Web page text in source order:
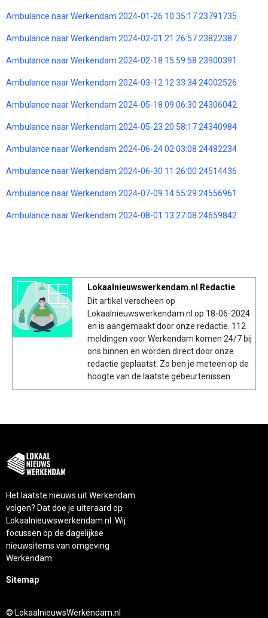
Ambulance naar Werkendam 2024-01-26 10:35:17 23791735
Ambulance naar Werkendam 2024-02-01 21:26:57 23822387
Ambulance naar Werkendam 2024-02-18 15:59:58 23900391
Ambulance naar Werkendam 2024-03-12 12:33:34 24002526
Ambulance naar Werkendam 2024-05-18 09:06:30 24306042
Ambulance naar Werkendam 2024-05-23 20:58:17 24340984
Ambulance naar Werkendam 2024-06-24 02:03:08 24482234
Ambulance naar Werkendam 2024-06-30 11:26:00 24514436
Ambulance naar Werkendam 2024-07-09 14:55:29 24556961
Ambulance naar Werkendam 2024-08-01 13:27:08 24659842
Lokaalnieuwswerkendam.nl Redactie
Dit artikel verscheen op
Lokaalnieuwswerkendam.nl op 18-06-2024
en is aangemaakt door onze redactie. 112
meldingen voor Werkendam komen 24/7 bij
ons binnen en worden direct door onze
redactie geplaatst. Zo ben je meteen op de
hoogte van de laatste gebeurtenissen.
Het laatste nieuws uit Werkendam
volgen? Dat doe je uiteraard op
Lokaalnieuwswerkendam.nl. Wij
focussen op de dagelijkse
nieuwsitems van omgeving
Werkendam.
Sitemap
© LokaalnieuwsWerkendam.nl